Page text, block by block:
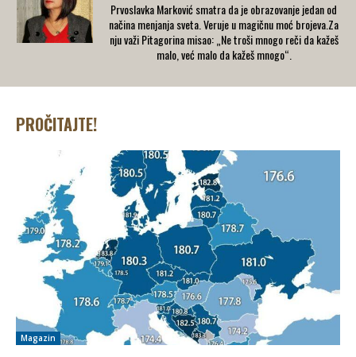
Prvoslavka Marković smatra da je obrazovanje jedan od
načina menjanja sveta. Veruje u magičnu moć brojeva.Za
nju važi Pitagorina misao: „Ne troši mnogo reči da kažeš
malo, već malo da kažeš mnogo“.
PROČITAJTE!
Magazin